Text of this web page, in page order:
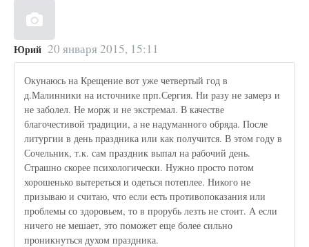
Юрий 20 января 2015, 15:11
Окунаюсь на Крещение вот уже четвертый год в
д.Малинники на источнике прп.Сергия. Ни разу не замерз и
не заболел. Не морж и не экстремал. В качестве
благочестивой традиции, а не надуманного обряда. После
литургии в день праздника или как получится. В этом году в
Сочельник, т.к. сам праздник выпал на рабочий день.
Страшно скорее психологически. Нужно просто потом
хорошенько вытереться и одеться потеплее. Никого не
призываю и считаю, что если есть противопоказания или
проблемы со здоровьем, то в прорубь лезть не стоит. А если
ничего не мешает, это поможет еще более сильно
проникнуться духом праздника.